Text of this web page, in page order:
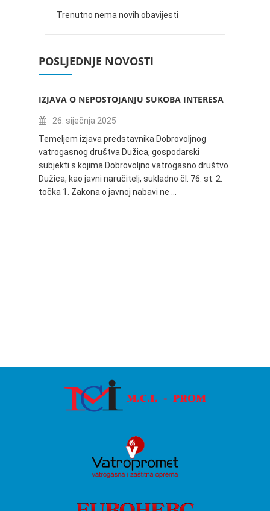
Trenutno nema novih obavijesti
POSLJEDNJE NOVOSTI
IZJAVA O NEPOSTOJANJU SUKOBA INTERESA
26. siječnja 2025
Temeljem izjava predstavnika Dobrovoljnog
vatrogasnog društva Dužica, gospodarski
subjekti s kojima Dobrovoljno vatrogasno društvo
Dužica, kao javni naručitelj, sukladno čl. 76. st. 2.
točka 1. Zakona o javnoj nabavi ne …